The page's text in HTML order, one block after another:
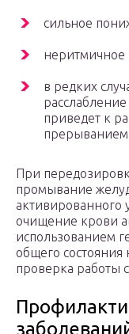
сильное
неритмичное
в редких
приведет к
При
промывание
активированного
очищение крови
использованием
общего состояния
проверка работы